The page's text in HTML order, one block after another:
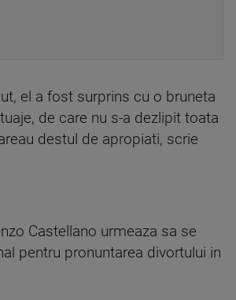
el a fost surprins cu o bruneta
de care nu s-a dezlipit toata
destul de apropiati, scrie
Castellano urmeaza sa se
pentru pronuntarea divortului in